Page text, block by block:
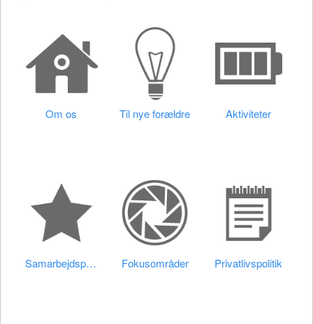
Kontakt & åbningstider
Log ind
Om os Til nye forældre Aktiviteter
Samarbejdspartnere Fokusområder Privatlivspolitik